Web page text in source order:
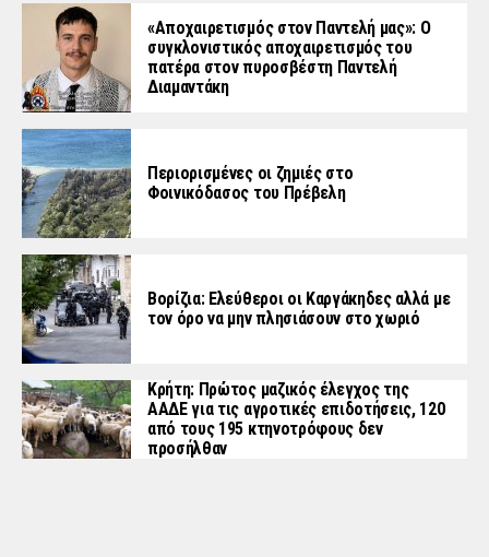
«Aποχαιρετισμός στον Παντελή μας»: Ο
συγκλονιστικός αποχαιρετισμός του
πατέρα στον πυροσβέστη Παντελή
Διαμαντάκη
Περιορισμένες οι ζημιές στο
Φοινικόδασος του Πρέβελη
Βορίζια: Ελεύθεροι οι Καργάκηδες αλλά με
τον όρο να μην πλησιάσουν στο χωριό
Κρήτη: Πρώτος μαζικός έλεγχος της
ΑΑΔΕ για τις αγροτικές επιδοτήσεις, 120
από τους 195 κτηνοτρόφους δεν
προσήλθαν